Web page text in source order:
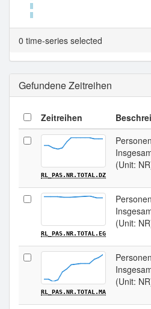
0 time-series selected
Gefundene Zeitreihen
Zeitreihen
RL_PAS.NR.TOTAL.DZ
(Unit:
RL_PAS.NR.TOTAL.EG
(Unit:
RL_PAS.NR.TOTAL.MA
(Unit: